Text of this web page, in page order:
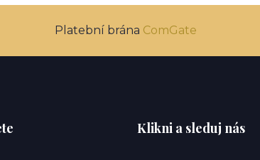
Platební brána ComGate
Klikni a sleduj nás